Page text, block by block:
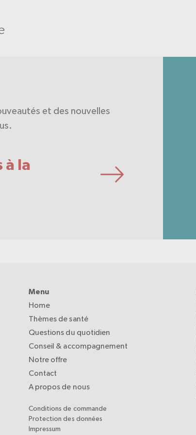
et des nouvelles
à la
Menu
Home
Thèmes de santé
Questions du quotidien
Conseil & accompagnement
Notre offre
Contact
A propos de nous
Conditions de commande
Protection des données
Impressum